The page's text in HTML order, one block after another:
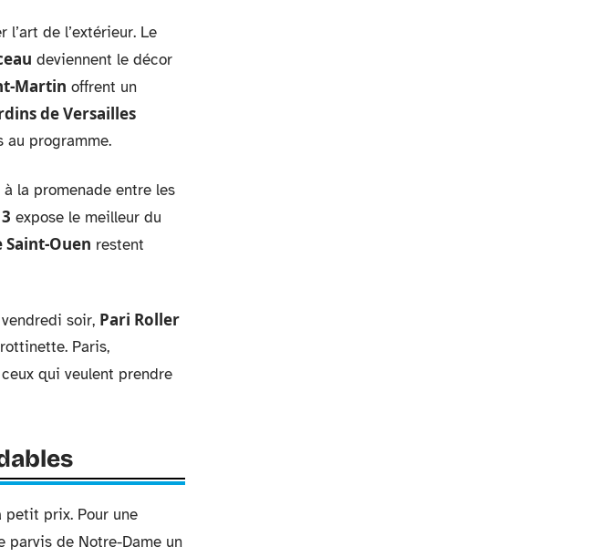
de l’extérieur. Le
deviennent le décor
Martin offrent un
de Versailles
au programme.
la promenade entre les
expose le meilleur du
Saint-Ouen restent
soir, Pari Roller
Paris,
qui veulent prendre
petit prix. Pour une
parvis de Notre-Dame un